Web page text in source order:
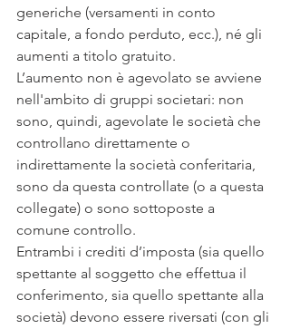
generiche (versamenti in conto
capitale, a fondo perduto, ecc.), né gli
aumenti a titolo gratuito.
L’aumento non è agevolato se avviene
nell'ambito di gruppi societari: non
sono, quindi, agevolate le società che
controllano direttamente o
indirettamente la società conferitaria,
sono da questa controllate (o a questa
collegate) o sono sottoposte a
comune controllo.
Entrambi i crediti d’imposta (sia quello
spettante al soggetto che effettua il
conferimento, sia quello spettante alla
società) devono essere riversati (con gli